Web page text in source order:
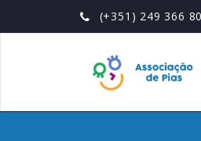
content
(+351) 249 366